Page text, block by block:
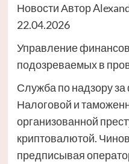
Новости Автор
22.04.2026
Управление
подозреваемых в
Служба по надзору
Налоговой и
организованной
криптовалютой.
предписывая